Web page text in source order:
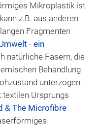
Mikroplastik ist
z.B. aus anderen
Fragmenten
- ein
natürliche Fasern, die
Behandlung
unterzogen
Ursprungs
& The Microfibre